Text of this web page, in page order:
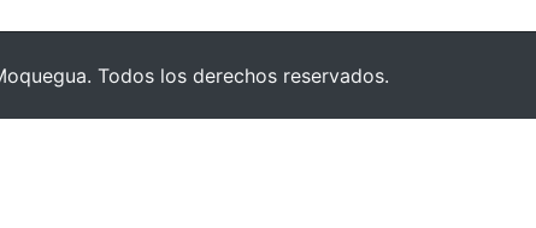
Todos los derechos reservados.